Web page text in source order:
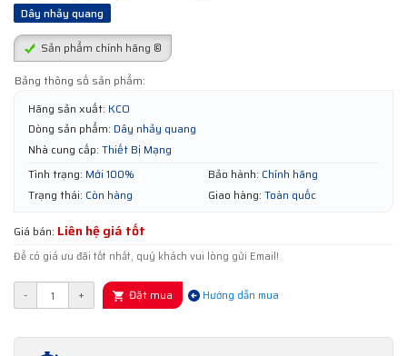
Dây nhảy quang
Sản phẩm chính hãng ®
Bảng thông số sản phẩm:
Hãng sản xuất: KCO
Dòng sản phẩm: Dây nhảy quang
Nhà cung cấp: Thiết Bị Mạng
Tình trạng: Mới 100% Bảo hành: Chính hãng
Trạng thái: Còn hàng Giao hàng: Toàn quốc
Giá bán: Liên hệ giá tốt
Để có giá ưu đãi tốt nhất, quý khách vui lòng gửi Email!
- + Đặt mua Hướng dẫn mua